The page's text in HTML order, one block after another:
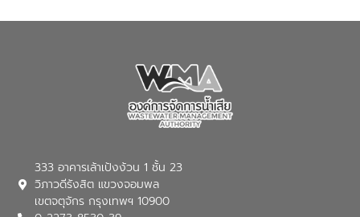
ณ เทศบาลตำบลบางเลน จังหวัดนครปฐม
333 อาคารเล้าเป้งง้วน 1 ชั้น 23
วิภาวดีรังสิต แขวงจอมพล
เขตจตุจักร กรุงเทพฯ 10900